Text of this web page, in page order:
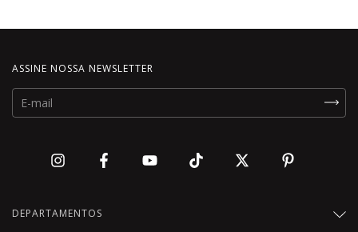
ASSINE NOSSA NEWSLETTER
DEPARTAMENTOS